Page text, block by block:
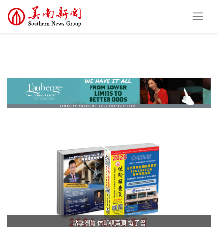
點擊瀏覽 休斯頓黃頁 電子書